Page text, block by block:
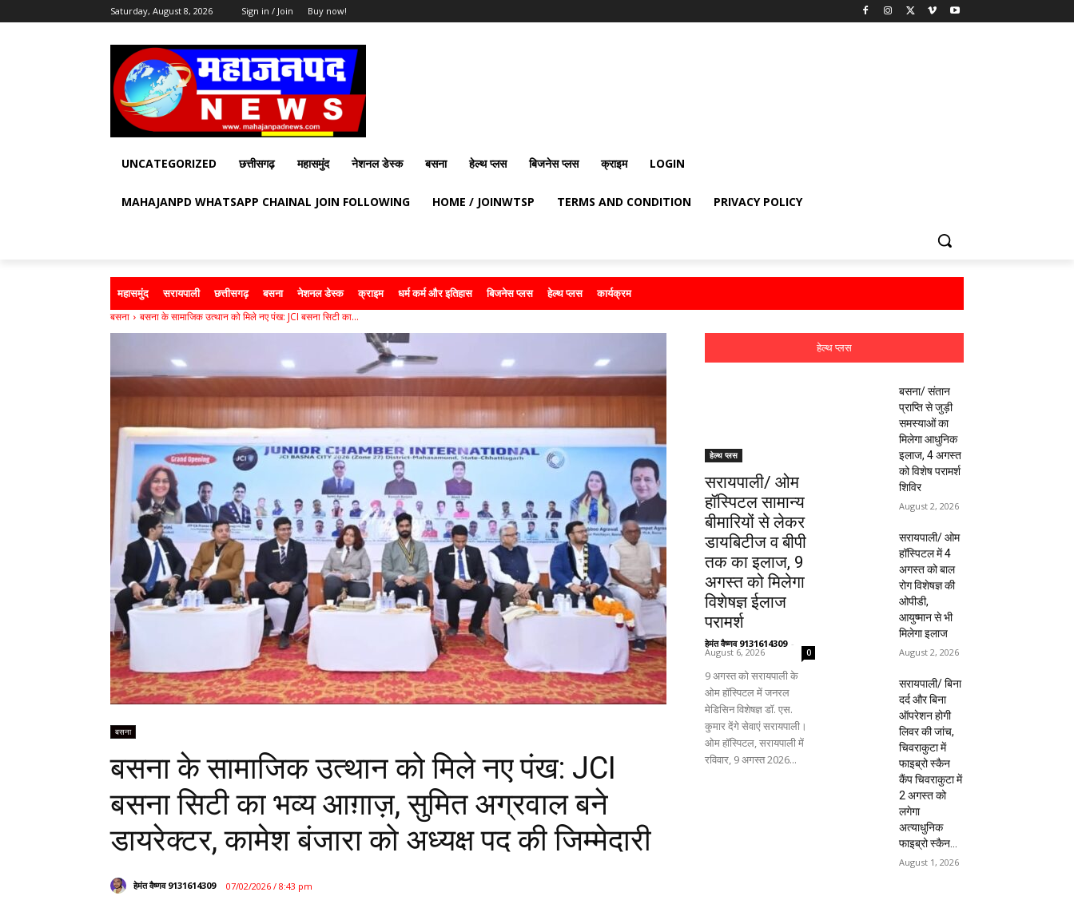
Saturday, August 8, 2026 Sign in / Join Buy now!
UNCATEGORIZED छत्तीसगढ़ महासमुंद नेशनल डेस्क बसना हेल्थ प्लस बिजनेस प्लस क्राइम LOGIN
MAHAJANPD WHATSAPP CHAINAL JOIN FOLLOWING HOME / JOINWTSP TERMS AND CONDITION PRIVACY POLICY
महासमुंद सरायपाली छत्तीसगढ़ बसना नेशनल डेस्क क्राइम धर्म कर्म और इतिहास बिजनेस प्लस हेल्थ प्लस कार्यक्रम
बसना बसना के सामाजिक उत्थान को मिले नए पंख: JCI बसना सिटी का...
बसना
बसना के सामाजिक उत्थान को मिले नए पंख: JCI
बसना सिटी का भव्य आग़ाज़, सुमित अग्रवाल बने
डायरेक्टर, कामेश बंजारा को अध्यक्ष पद की जिम्मेदारी
हेमंत वैष्णव 9131614309 07/02/2026 / 8:43 pm
हेल्थ प्लस
हेल्थ प्लस
सरायपाली/ ओम
हॉस्पिटल सामान्य
बीमारियों से लेकर
डायबिटीज व बीपी
तक का इलाज, 9
अगस्त को मिलेगा
विशेषज्ञ ईलाज
परामर्श
हेमंत वैष्णव 9131614309 -
August 6, 2026 0
9 अगस्त को सरायपाली के
ओम हॉस्पिटल में जनरल
मेडिसिन विशेषज्ञ डॉ. एस.
कुमार देंगे सेवाएं सरायपाली।
ओम हॉस्पिटल, सरायपाली में
रविवार, 9 अगस्त 2026...
बसना/ संतान
प्राप्ति से जुड़ी
समस्याओं का
मिलेगा आधुनिक
इलाज, 4 अगस्त
को विशेष परामर्श
शिविर
August 2, 2026
सरायपाली/ ओम
हॉस्पिटल में 4
अगस्त को बाल
रोग विशेषज्ञ की
ओपीडी,
आयुष्मान से भी
मिलेगा इलाज
August 2, 2026
सरायपाली/ बिना
दर्द और बिना
ऑपरेशन होगी
लिवर की जांच,
चिवराकुटा में
फाइब्रो स्कैन
कैंप चिवराकुटा में
2 अगस्त को
लगेगा
अत्याधुनिक
फाइब्रो स्कैन...
August 1, 2026